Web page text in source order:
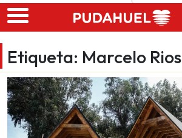
Skip to main content
Etiqueta: Marcelo Rios